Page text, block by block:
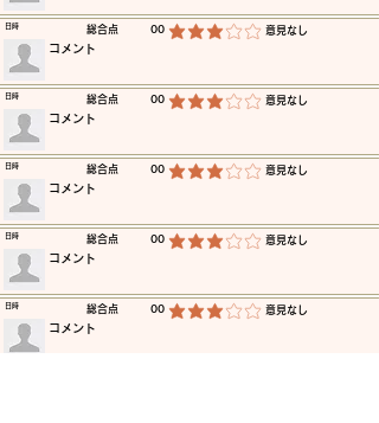
​総合点 00 平均評価 3 /5 ​意見なし
​日時
​コメント
​総合点 00 平均評価 3 /5 ​意見なし
​日時
​コメント
​総合点 00 平均評価 3 /5 ​意見なし
​日時
​コメント
​総合点 00 平均評価 3 /5 ​意見なし
​日時
​コメント
​総合点 00 平均評価 3 /5 ​意見なし
​日時
​コメント